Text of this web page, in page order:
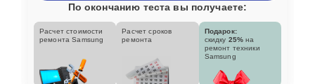
По окончанию теста вы получаете:
Расчет стоимости
ремонта Samsung
Расчет сроков
ремонта
Подарок:
скидку 25% на
ремонт техники
Samsung